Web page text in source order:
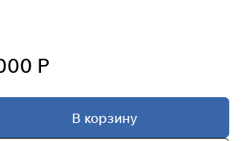
Р
В корзину